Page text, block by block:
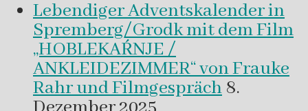
Lebendiger Adventskalender in
Spremberg/Grodk mit dem Film
„HOBLEKAŔNJE /
ANKLEIDEZIMMER“ von Frauke
Rahr und Filmgespräch 8.